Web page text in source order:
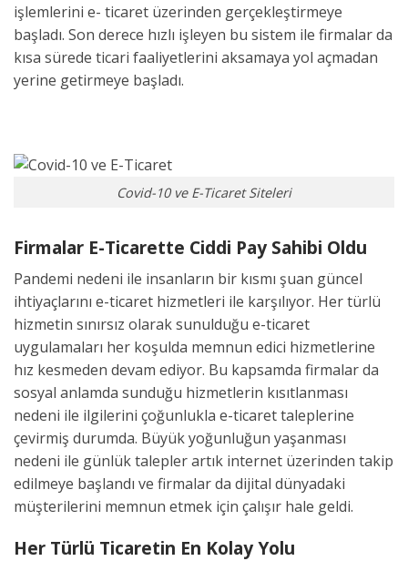
işlemlerini e- ticaret üzerinden gerçekleştirmeye
başladı. Son derece hızlı işleyen bu sistem ile firmalar da
kısa sürede ticari faaliyetlerini aksamaya yol açmadan
yerine getirmeye başladı.
Covid-10 ve E-Ticaret Siteleri
Firmalar E-Ticarette Ciddi Pay Sahibi Oldu
Pandemi nedeni ile insanların bir kısmı şuan güncel
ihtiyaçlarını e-ticaret hizmetleri ile karşılıyor. Her türlü
hizmetin sınırsız olarak sunulduğu e-ticaret
uygulamaları her koşulda memnun edici hizmetlerine
hız kesmeden devam ediyor. Bu kapsamda firmalar da
sosyal anlamda sunduğu hizmetlerin kısıtlanması
nedeni ile ilgilerini çoğunlukla e-ticaret taleplerine
çevirmiş durumda. Büyük yoğunluğun yaşanması
nedeni ile günlük talepler artık internet üzerinden takip
edilmeye başlandı ve firmalar da dijital dünyadaki
müşterilerini memnun etmek için çalışır hale geldi.
Her Türlü Ticaretin En Kolay Yolu